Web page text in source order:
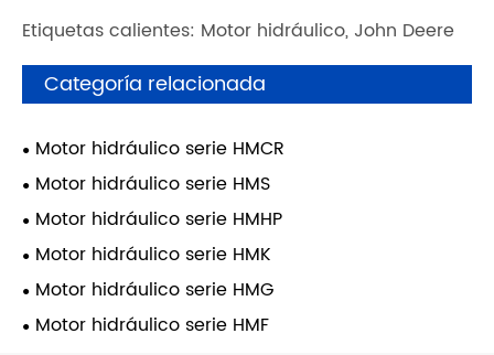
Etiquetas calientes: Motor hidráulico, John Deere
Categoría relacionada
Motor hidráulico serie HMCR
Motor hidráulico serie HMS
Motor hidráulico serie HMHP
Motor hidráulico serie HMK
Motor hidráulico serie HMG
Motor hidráulico serie HMF